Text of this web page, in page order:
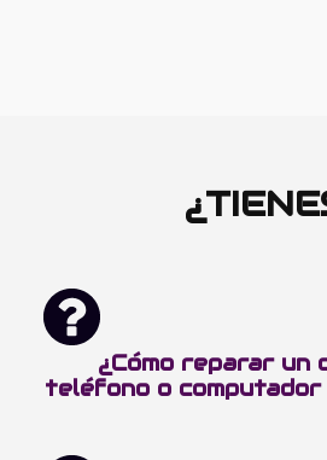
¿Cómo reparar un
teléfono o computador